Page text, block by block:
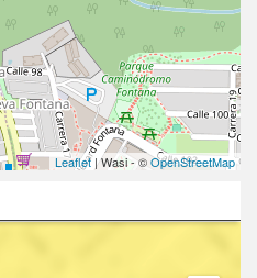
Leaflet| Wasi - ©OpenStreetMap